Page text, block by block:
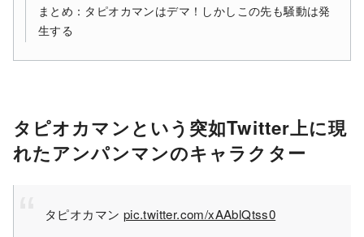
まとめ：タピオカマンはデマ！しかしこの先も騒動は発
生する
タピオカマンという突如Twitter上に現
れたアンパンマンのキャラクター
タピオカマン pic.twitter.com/xAAblQtss0